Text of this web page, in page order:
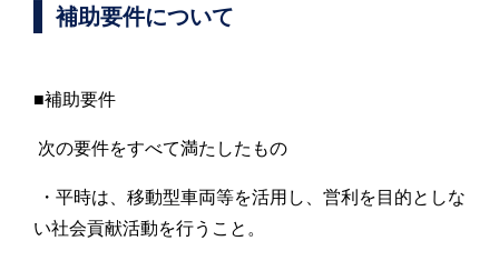
補助要件について
■補助要件
次の要件をすべて満たしたもの
・平時は、移動型車両等を活用し、営利を目的としな
い社会貢献活動を行うこと。